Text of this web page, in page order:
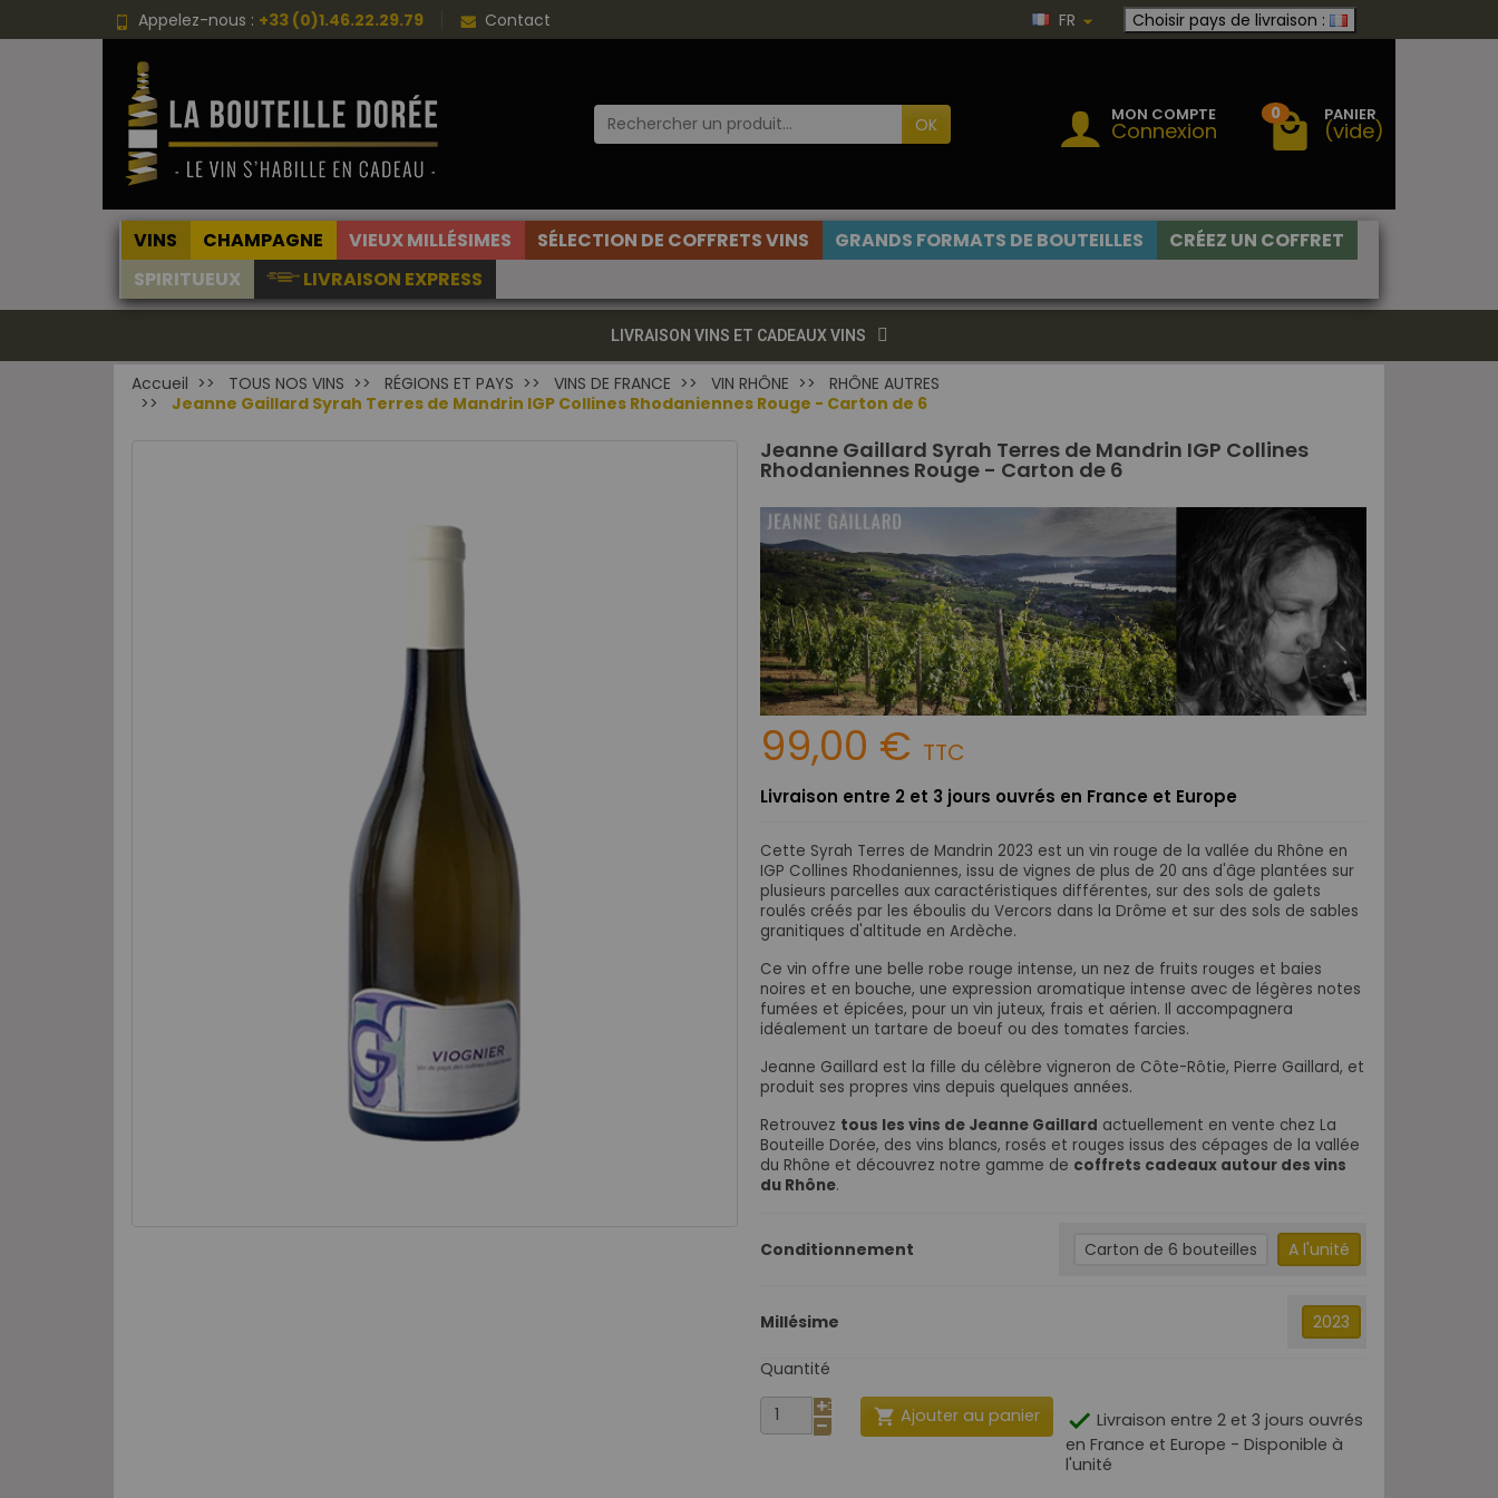
Appelez-nous : +33 (0)1.46.22.29.79 Contact FR Choisir pays de livraison :
OK MON COMPTE
Connexion
0 PANIER
(vide)
VINS CHAMPAGNE VIEUX MILLÉSIMES SÉLECTION DE COFFRETS VINS GRANDS FORMATS DE BOUTEILLES
CRÉEZ UN COFFRET
SPIRITUEUX
LIVRAISON EXPRESS
LIVRAISON VINS ET CADEAUX VINS
Accueil TOUS NOS VINS RÉGIONS ET PAYS VINS DE FRANCE VIN RHÔNE
RHÔNE AUTRES
Jeanne Gaillard Syrah Terres de Mandrin IGP Collines Rhodaniennes Rouge - Carton de 6
Jeanne Gaillard Syrah Terres de Mandrin IGP Collines
Rhodaniennes Rouge - Carton de 6
99,00 € TTC
Livraison entre 2 et 3 jours ouvrés en France et Europe
Cette Syrah Terres de Mandrin 2023 est un vin rouge de la vallée du Rhône en
IGP Collines Rhodaniennes, issu de vignes de plus de 20 ans d'âge plantées sur
plusieurs parcelles aux caractéristiques différentes, sur des sols de galets
roulés créés par les éboulis du Vercors dans la Drôme et sur des sols de sables
granitiques d'altitude en Ardèche.
Ce vin offre une belle robe rouge intense, un nez de fruits rouges et baies
noires et en bouche, une expression aromatique intense avec de légères notes
fumées et épicées, pour un vin juteux, frais et aérien. Il accompagnera
idéalement un tartare de boeuf ou des tomates farcies.
Jeanne Gaillard est la fille du célèbre vigneron de Côte-Rôtie, Pierre Gaillard, et
produit ses propres vins depuis quelques années.
Retrouvez tous les vins de Jeanne Gaillard actuellement en vente chez La
Bouteille Dorée, des vins blancs, rosés et rouges issus des cépages de la vallée
du Rhône et découvrez notre gamme de coffrets cadeaux autour des vins
du Rhône.
Conditionnement Carton de 6 bouteilles A l'unité
Millésime 2023
Quantité
 Ajouter au panier  Livraison entre 2 et 3 jours ouvrés
en France et Europe - Disponible à
l'unité